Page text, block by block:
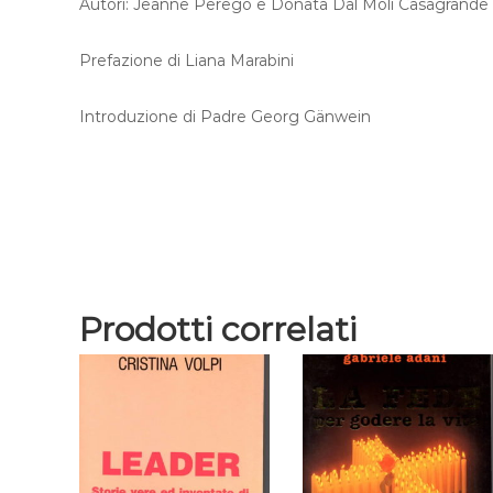
Autori: Jeanne Perego e Donata Dal Moli Casagrande
Prefazione di Liana Marabini
Introduzione di Padre Georg Gänwein
Prodotti correlati